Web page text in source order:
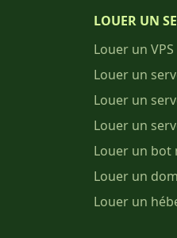
LOUER UN
Louer un VPS
Louer un
Louer un
Louer un
Louer un bot
Louer un
Louer un